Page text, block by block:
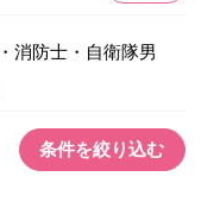
消防士・自衛隊男
条件を絞り込む